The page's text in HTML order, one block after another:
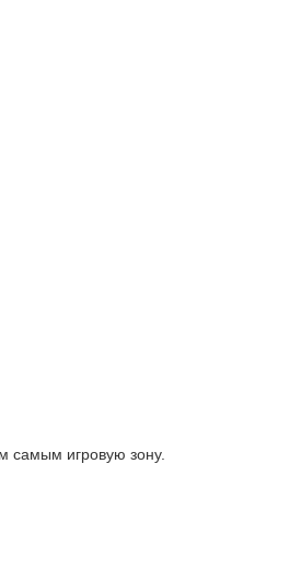
самым игровую зону.